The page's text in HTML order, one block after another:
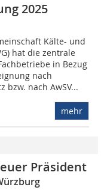
2025
Kälte- und
hat die zentrale
in Bezug
nach
bzw. nach AwSV...
mehr
Präsident